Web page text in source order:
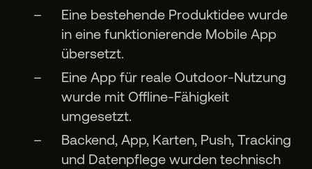
Eine bestehende Produktidee wurde
in eine funktionierende Mobile App
übersetzt.
Eine App für reale Outdoor-Nutzung
wurde mit Offline-Fähigkeit
umgesetzt.
Backend, App, Karten, Push, Tracking
und Datenpflege wurden technisch